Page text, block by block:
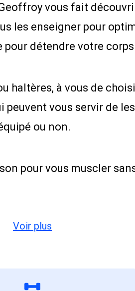
vous fait
les enseigner pour
détendre votre
à vous de
vous servir de
ou non.
pour vous muscler
Voir plus